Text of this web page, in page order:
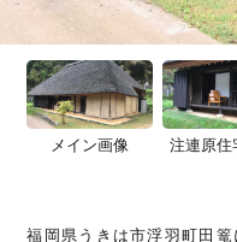
エキストラ要請
メイン画像 注連原住
福岡県うきは市浮羽町田
建物 自然・地
#店舗 #民家
#森林 #公園
#行祭事 #歴史
#石段